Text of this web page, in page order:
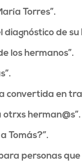
Torres”.
diagnóstico de
los hermanos”.
convertida en
otrxs herman@s”.
Tomás?”.
personas